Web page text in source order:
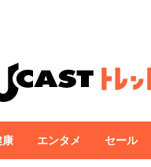
康 エンタメ セール